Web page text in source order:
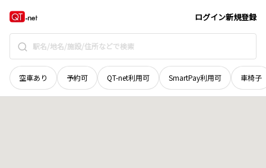
ログイン新規登録
空車あり 予約可 QT-net利用可 SmartPay利用可 車椅子
新潟県